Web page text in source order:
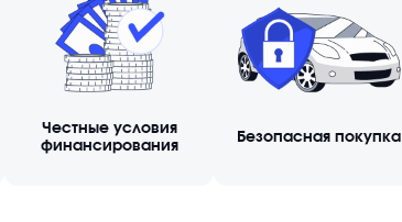
Честные условия
финансирования
Безопасная покупка